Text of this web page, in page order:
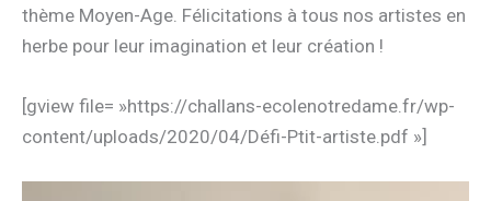
thème Moyen-Age. Félicitations à tous nos artistes en
herbe pour leur imagination et leur création !
[gview file= »https://challans-ecolenotredame.fr/wp-
content/uploads/2020/04/Défi-Ptit-artiste.pdf »]